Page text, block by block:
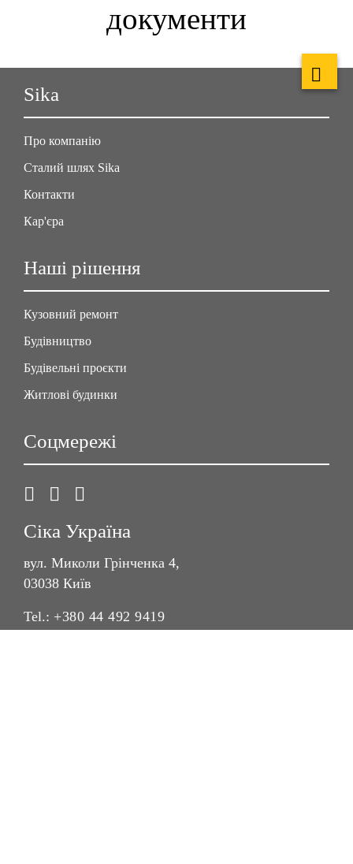
документи
Sika
Про компанію
Сталий шлях Sika
Контакти
Кар'єра
Наші рішення
Кузовний ремонт
Будівництво
Будівельні проєкти
Житлові будинки
Соцмережі
Сіка Україна
вул. Миколи Грінченка 4,
03038 Київ
Tel.: +380 44 492 9419